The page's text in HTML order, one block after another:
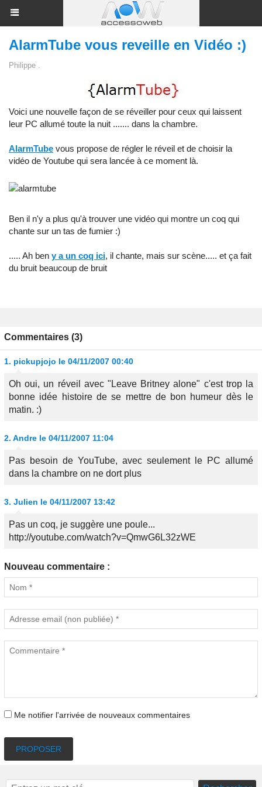
AlarmTube vous reveille en Vidéo :)
Philippe .
Voici une nouvelle façon de se réveiller pour ceux qui laissent
leur PC allumé toute la nuit ....... dans la chambre.
AlarmTube vous propose de régler le réveil et de choisir la
vidéo de Youtube qui sera lancée à ce moment là.
Ben il n'y a plus qu'à trouver une vidéo qui montre un coq qui
chante sur un tas de fumier :)
..... Ah ben y a un coq ici, il chante, mais sur scène..... et ça fait
du bruit beaucoup de bruit
Commentaires (3)
1. pickupjojo le 04/11/2007 00:40
Oh oui, un réveil avec "Leave Britney alone" c'est trop la
bonne idée histoire de se mettre de bon humeur dès le
matin. :)
2. Andre le 04/11/2007 11:04
Pas besoin de YouTube, avec seulement le PC allumé
dans la chambre on ne dort plus
3. Julien le 04/11/2007 13:42
Pas un coq, je suggère une poule...
http://youtube.com/watch?v=QmwG6L32zWE
Nouveau commentaire :
Me notifier l'arrivée de nouveaux commentaires
PROPOSER